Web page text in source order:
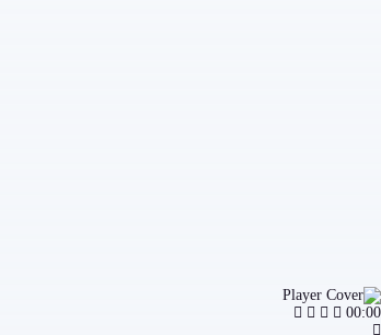
00:00